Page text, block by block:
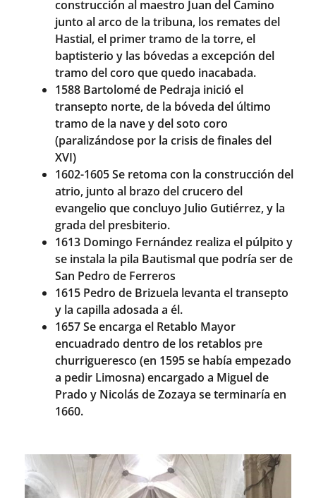
construcción al maestro Juan del Camino
junto al arco de la tribuna, los remates del
Hastial, el primer tramo de la torre, el
baptisterio y las bóvedas a excepción del
tramo del coro que quedo inacabada.
1588 Bartolomé de Pedraja inició el
transepto norte, de la bóveda del último
tramo de la nave y del soto coro
(paralizándose por la crisis de finales del
XVI)
1602-1605 Se retoma con la construcción del
atrio, junto al brazo del crucero del
evangelio que concluyo Julio Gutiérrez, y la
grada del presbiterio.
1613 Domingo Fernández realiza el púlpito y
se instala la pila Bautismal que podría ser de
San Pedro de Ferreros
1615 Pedro de Brizuela levanta el transepto
y la capilla adosada a él.
1657 Se encarga el Retablo Mayor
encuadrado dentro de los retablos pre
churrigueresco (en 1595 se había empezado
a pedir Limosna) encargado a Miguel de
Prado y Nicolás de Zozaya se terminaría en
1660.